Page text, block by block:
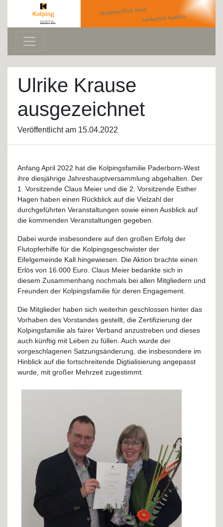
Ulrike Krause
ausgezeichnet
Veröffentlicht am 15.04.2022
Anfang April 2022 hat die Kolpingsfamilie Paderborn-West
ihre diesjährige Jahreshauptversammlung abgehalten. Der
1. Vorsitzende Claus Meier und die 2. Vorsitzende Esther
Hagen haben einen Rückblick auf die Vielzahl der
durchgeführten Veranstaltungen sowie einen Ausblick auf
die kommenden Veranstaltungen gegeben.
Dabei wurde insbesondere auf den großen Erfolg der
Flutopferhilfe für die Kolpingsgeschwister der
Eifelgemeinde Kall hingewiesen. Die Aktion brachte einen
Erlös von 16.000 Euro. Claus Meier bedankte sich in
diesem Zusammenhang nochmals bei allen Mitgliedern und
Freunden der Kolpingsfamilie für deren Engagement.
Die Mitglieder haben sich weiterhin geschlossen hinter das
Vorhaben des Vorstandes gestellt, die Zertifizierung der
Kolpingsfamilie als fairer Verband anzustreben und dieses
auch künftig mit Leben zu füllen. Auch wurde der
vorgeschlagenen Satzungsänderung, die insbesondere im
Hinblick auf die fortschreitende Digtialisierung angepasst
wurde, mit großer Mehrzeit zugestimmt.